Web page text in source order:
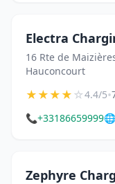
Electra
16 Rte de
Hauconcourt
★★★★☆4.4/5•
📞+33186659999🌐
Zephyre